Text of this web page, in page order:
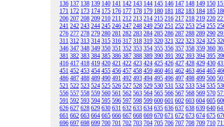
136 137 138 139 140 141 142 143 144 145 146 147 148 149 150
171 172 173 174 175 176 177 178 179 180 181 182 183 184 185
206 207 208 209 210 211 212 213 214 215 216 217 218 219 220
241 242 243 244 245 246 247 248 249 250 251 252 253 254 255
276 277 278 279 280 281 282 283 284 285 286 287 288 289 290
311 312 313 314 315 316 317 318 319 320 321 322 323 324 325
346 347 348 349 350 351 352 353 354 355 356 357 358 359 360
381 382 383 384 385 386 387 388 389 390 391 392 393 394 395
416 417 418 419 420 421 422 423 424 425 426 427 428 429 430
451 452 453 454 455 456 457 458 459 460 461 462 463 464 465
486 487 488 489 490 491 492 493 494 495 496 497 498 499 500
521 522 523 524 525 526 527 528 529 530 531 532 533 534 535
556 557 558 559 560 561 562 563 564 565 566 567 568 569 570
591 592 593 594 595 596 597 598 599 600 601 602 603 604 605
626 627 628 629 630 631 632 633 634 635 636 637 638 639 640
661 662 663 664 665 666 667 668 669 670 671 672 673 674 675
696 697 698 699 700 701 702 703 704 705 706 707 708 709 710